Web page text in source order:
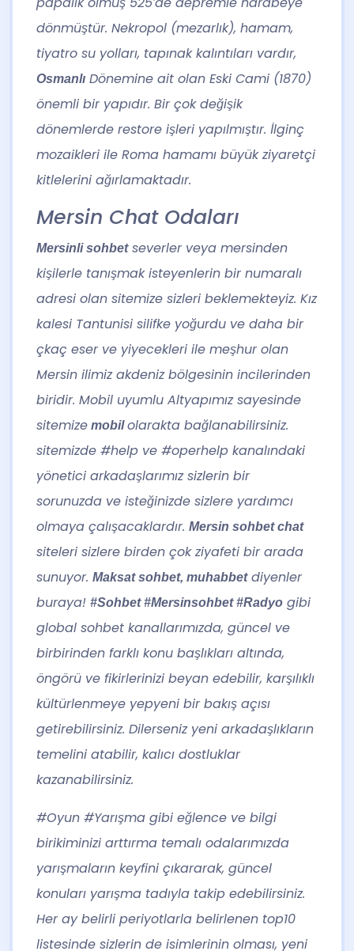
dönmüştür. Nekropol (mezarlık), hamam,
tiyatro su yolları, tapınak kalıntıları vardır,
Osmanlı Dönemine ait olan Eski Cami (1870)
önemli bir yapıdır. Bir çok değişik
dönemlerde restore işleri yapılmıştır. İlginç
mozaikleri ile Roma hamamı büyük ziyaretçi
kitlelerini ağırlamaktadır.
Mersin Chat Odaları
Mersinli sohbetseverler veya mersinden
kişilerle tanışmak isteyenlerin bir numaralı
adresi olan sitemize sizleri beklemekteyiz. Kız
kalesi Tantunisi silifke yoğurdu ve daha bir
çkaç eser ve yiyecekleri ile meşhur olan
Mersin ilimiz akdeniz bölgesinin incilerinden
biridir. Mobil uyumlu Altyapımız sayesinde
sitemize mobil olarakta bağlanabilirsiniz.
sitemizde #help ve #operhelp kanalındaki
yönetici arkadaşlarımız sizlerin bir
sorunuzda ve isteğinizde sizlere yardımcı
olmaya çalışacaklardır. Mersin sohbet chat
siteleri sizlere birden çok ziyafeti bir arada
sunuyor. Maksat sohbet, muhabbetdiyenler
buraya! #Sohbet #Mersinsohbet #Radyo gibi
global sohbet kanallarımızda, güncel ve
birbirinden farklı konu başlıkları altında,
öngörü ve fikirlerinizi beyan edebilir, karşılıklı
kültürlenmeye yepyeni bir bakış açısı
getirebilirsiniz. Dilerseniz yeni arkadaşlıkların
temelini atabilir, kalıcı dostluklar
kazanabilirsiniz.
#Oyun #Yarışma gibi eğlence ve bilgi
birikiminizi arttırma temalı odalarımızda
yarışmaların keyfini çıkararak, güncel
konuları yarışma tadıyla takip edebilirsiniz.
Her ay belirli periyotlarla belirlenen top10
listesinde sizlerin de isimlerinin olması, yeni